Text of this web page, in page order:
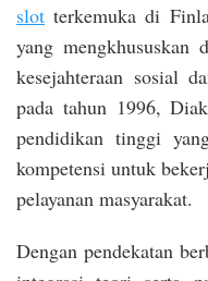
slot terkemuka di
yang
kesejahteraan sosial
pada tahun 1996,
pendidikan tinggi
kompetensi untuk
pelayanan masyarakat.
Dengan pendekatan